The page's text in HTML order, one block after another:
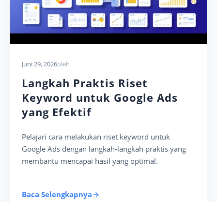
Juni 29, 2026oleh
Langkah Praktis Riset
Keyword untuk Google Ads
yang Efektif
Pelajari cara melakukan riset keyword untuk
Google Ads dengan langkah-langkah praktis yang
membantu mencapai hasil yang optimal.
Baca Selengkapnya